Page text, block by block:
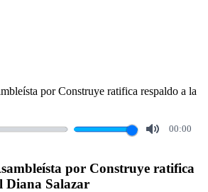
00:00
por Construye ratifica
Diana Salazar